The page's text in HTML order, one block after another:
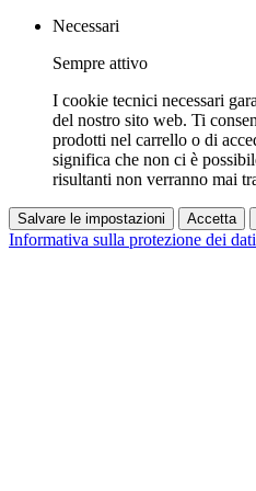
Necessari
Sempre attivo
I cookie tecnici necessari
del nostro sito web. Ti
prodotti nel carrello o di
significa che non ci è
risultanti non verranno mai
Salvare le impostazioni Accetta
Informativa sulla protezione dei dati